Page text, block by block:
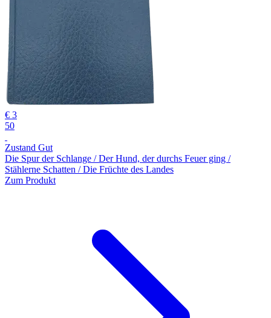
€ 3
50
Zustand Gut
Die Spur der Schlange / Der Hund, der durchs Feuer ging /
Stählerne Schatten / Die Früchte des Landes
Zum Produkt